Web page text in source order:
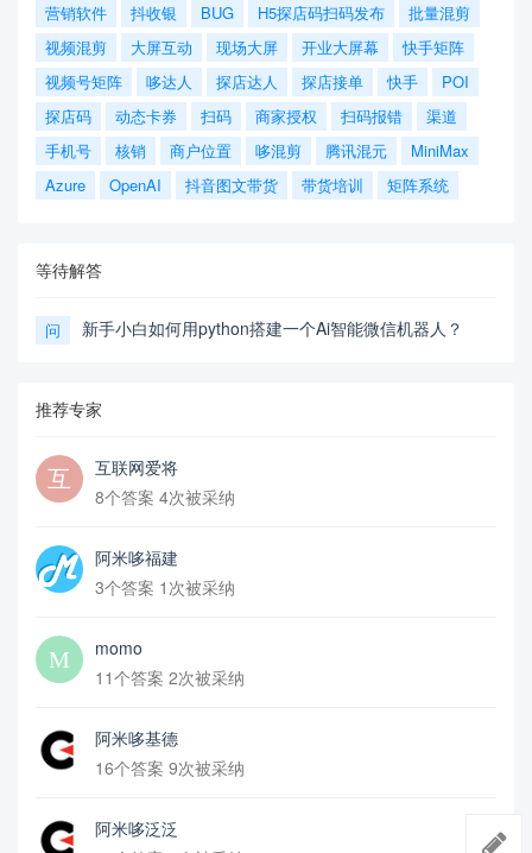
营销软件
抖收银 BUG H5探店码扫码发布
批量混剪
视频混剪
大屏互动 现场大屏 开业大屏幕
快手矩阵
视频号矩阵
哆达人 探店达人 探店接单 快手
POI
探店码
动态卡券 扫码 商家授权 扫码报错
渠道
手机号
核销 商户位置 哆混剪 腾讯混元
MiniMax
Azure
OpenAI 抖音图文带货 带货培训 矩阵系统
等待解答
问 新手小白如何用python搭建一个Ai智能微信机器人？
推荐专家
互联网爱将
8个答案 4次被采纳
阿米哆福建
3个答案 1次被采纳
momo
11个答案 2次被采纳
阿米哆基德
16个答案 9次被采纳
阿米哆泛泛